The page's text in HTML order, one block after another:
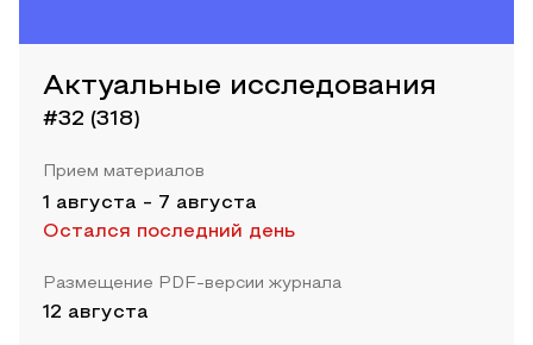
Актуальные исследования
#32 (318)
Прием материалов
1 августа - 7 августа
Остался последний день
Размещение PDF-версии журнала
12 августа